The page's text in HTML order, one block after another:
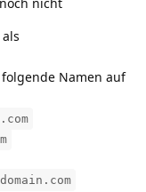
Namen auf